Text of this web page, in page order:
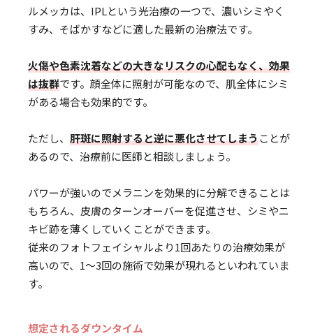
ルメッカは、IPLという光治療の一つで、濃いシミやく
すみ、そばかすなどに適した最新の治療法です。
火傷や色素沈着などの大きなリスクの心配もなく、効果
は抜群です。顔全体に照射が可能なので、肌全体にシミ
がある場合も効果的です。
ただし、 肝斑に照射すると逆に悪化させてしまうことが
あるので、治療前に医師と相談しましょう。
パワーが強いのでメラニンを効果的に分解できることは
もちろん、皮膚のターンオーバーを促進させ、シミやニ
キビ跡を薄くしていくことができます。
従来のフォトフェイシャルより1回あたりの治療効果が
高いので、1〜3回の施術で効果が現れるといわれていま
す。
想定されるダウンタイム